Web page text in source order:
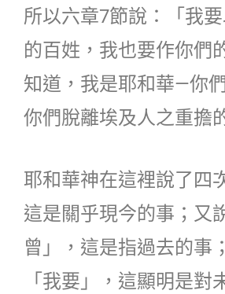
所以六章7節說：「我
的百姓，我也要作你們
知道，我是耶和華—你
你們脫離埃及人之重擔
耶和華神在這裡說了四
這是關乎現今的事；又
曾」，這是指過去的事
「我要」，這顯明是對